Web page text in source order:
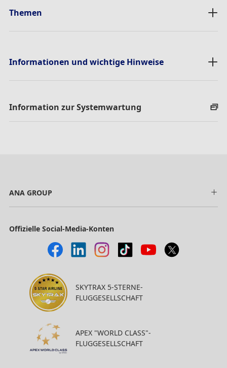
Themen
Informationen und wichtige Hinweise
Information zur Systemwartung
ANA GROUP
Offizielle Social-Media-Konten
SKYTRAX 5-STERNE-
FLUGGESELLSCHAFT
APEX "WORLD CLASS"-
FLUGGESELLSCHAFT